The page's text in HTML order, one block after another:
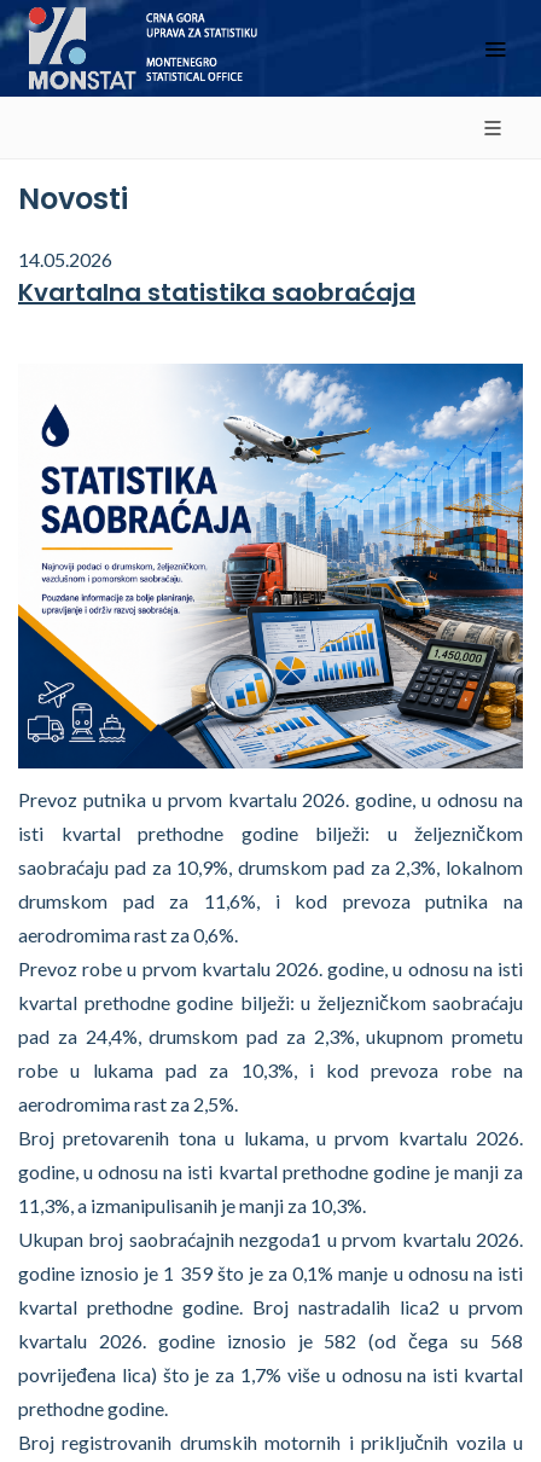
Novosti
14.05.2026
Kvartalna statistika saobraćaja
Prevoz putnika u prvom kvartalu 2026. godine, u odnosu na
isti kvartal prethodne godine bilježi: u željezničkom
saobraćaju pad za 10,9%, drumskom pad za 2,3%, lokalnom
drumskom pad za 11,6%, i kod prevoza putnika na
aerodromima rast za 0,6%.
Prevoz robe u prvom kvartalu 2026. godine, u odnosu na isti
kvartal prethodne godine bilježi: u željezničkom saobraćaju
pad za 24,4%, drumskom pad za 2,3%, ukupnom prometu
robe u lukama pad za 10,3%, i kod prevoza robe na
aerodromima rast za 2,5%.
Broj pretovarenih tona u lukama, u prvom kvartalu 2026.
godine, u odnosu na isti kvartal prethodne godine je manji za
11,3%, a izmanipulisanih je manji za 10,3%.
Ukupan broj saobraćajnih nezgoda1 u prvom kvartalu 2026.
godine iznosio je 1 359 što je za 0,1% manje u odnosu na isti
kvartal prethodne godine. Broj nastradalih lica2 u prvom
kvartalu 2026. godine iznosio je 582 (od čega su 568
povrijeđena lica) što je za 1,7% više u odnosu na isti kvartal
prethodne godine.
Broj registrovanih drumskih motornih i priključnih vozila u